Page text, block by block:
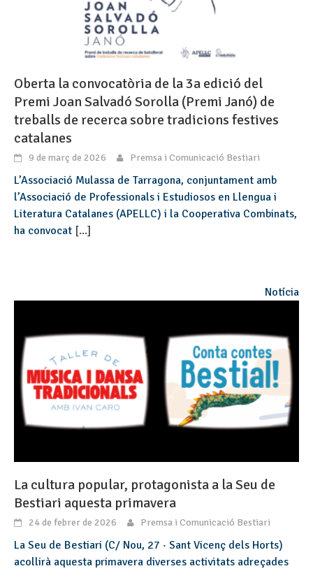
Oberta la convocatòria de la 3a edició del
Premi Joan Salvadó Sorolla (Premi Janó) de
treballs de recerca sobre tradicions festives
catalanes
9 de març de 2026 Premsa i Comunicació Bestiari
L’Associació Mulassa de Tarragona, conjuntament amb
l’Associació de Professionals i Estudiosos en Llengua i
Literatura Catalanes (APELLC) i la Cooperativa Combinats,
ha convocat [...]
Notícia
La cultura popular, protagonista a la Seu de
Bestiari aquesta primavera
24 de febrer de 2026 Premsa i Comunicació Bestiari
La Seu de Bestiari (C/ Nou, 27 · Sant Vicenç dels Horts)
acollirà aquesta primavera diverses activitats adreçades